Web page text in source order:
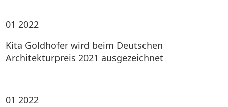
01 2022
Kita Goldhofer wird beim Deutschen
Architekturpreis 2021 ausgezeichnet
01 2022